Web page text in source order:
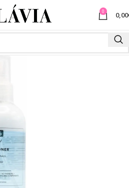
0 0,00
padidinti